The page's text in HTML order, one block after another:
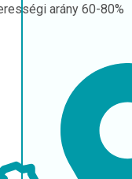
arány 60-80%